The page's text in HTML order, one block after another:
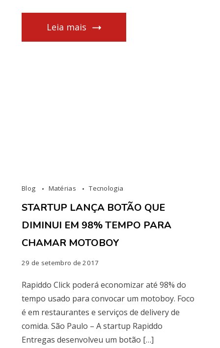
Leia mais
Blog Matérias Tecnologia
STARTUP LANÇA BOTÃO QUE
DIMINUI EM 98% TEMPO PARA
CHAMAR MOTOBOY
29 de setembro de 2017
Rapiddo Click poderá economizar até 98% do
tempo usado para convocar um motoboy. Foco
é em restaurantes e serviços de delivery de
comida. São Paulo – A startup Rapiddo
Entregas desenvolveu um botão […]